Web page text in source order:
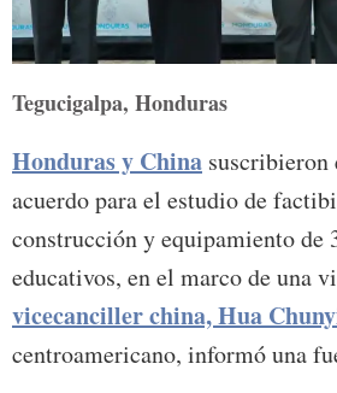
Tegucigalpa, Honduras
Honduras y China suscribieron
acuerdo para el estudio de
construcción y equipamiento de
educativos, en el marco de una
vicecanciller china, Hua
centroamericano, informó una